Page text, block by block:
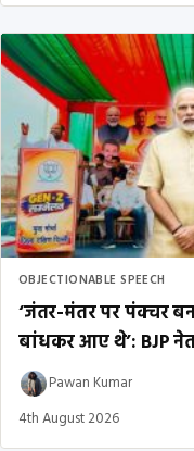
OBJECTIONABLE SPEECH
‘जंतर-मंतर पर पंक्चर
बांधकर आए थे’: BJP
Pawan Kumar
4th August 2026